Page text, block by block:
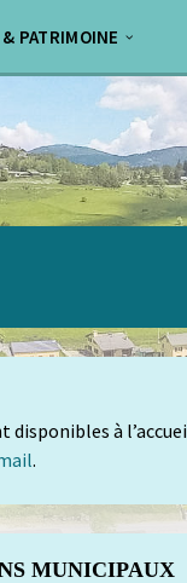
PATRIMOINE
à
.
MUNICIPAUX